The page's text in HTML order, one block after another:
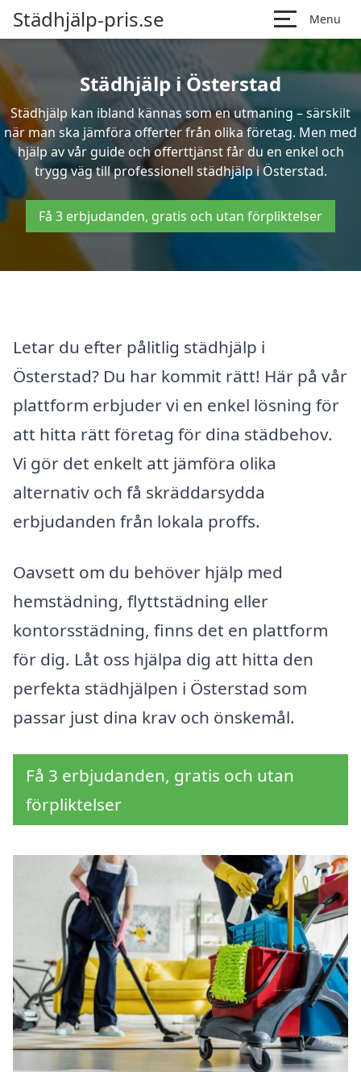
Städhjälp-pris.se Menu
Städhjälp i Österstad
Städhjälp kan ibland kännas som en utmaning – särskilt
när man ska jämföra offerter från olika företag. Men med
hjälp av vår guide och offerttjänst får du en enkel och
trygg väg till professionell städhjälp i Österstad.
Få 3 erbjudanden, gratis och utan förpliktelser
Letar du efter pålitlig städhjälp i
Österstad? Du har kommit rätt! Här på vår
plattform erbjuder vi en enkel lösning för
att hitta rätt företag för dina städbehov.
Vi gör det enkelt att jämföra olika
alternativ och få skräddarsydda
erbjudanden från lokala proffs.
Oavsett om du behöver hjälp med
hemstädning, flyttstädning eller
kontorsstädning, finns det en plattform
för dig. Låt oss hjälpa dig att hitta den
perfekta städhjälpen i Österstad som
passar just dina krav och önskemål.
Få 3 erbjudanden, gratis och utan
förpliktelser